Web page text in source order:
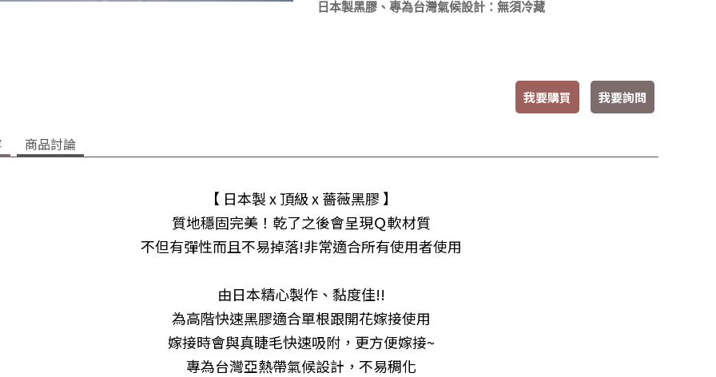
日本製黑膠、專為台灣氣候設計：無須冷藏
我要購買 我要詢問
商品討論
【 日本製 x 頂級 x 薔薇黑膠 】
質地穩固完美！乾了之後會呈現Ｑ軟材質
不但有彈性而且不易掉落!非常適合所有使用者使用
由日本精心製作、黏度佳!!
為高階快速黑膠適合單根跟開花嫁接使用
嫁接時會與真睫毛快速吸附，更方便嫁接~
專為台灣亞熱帶氣候設計，不易稠化